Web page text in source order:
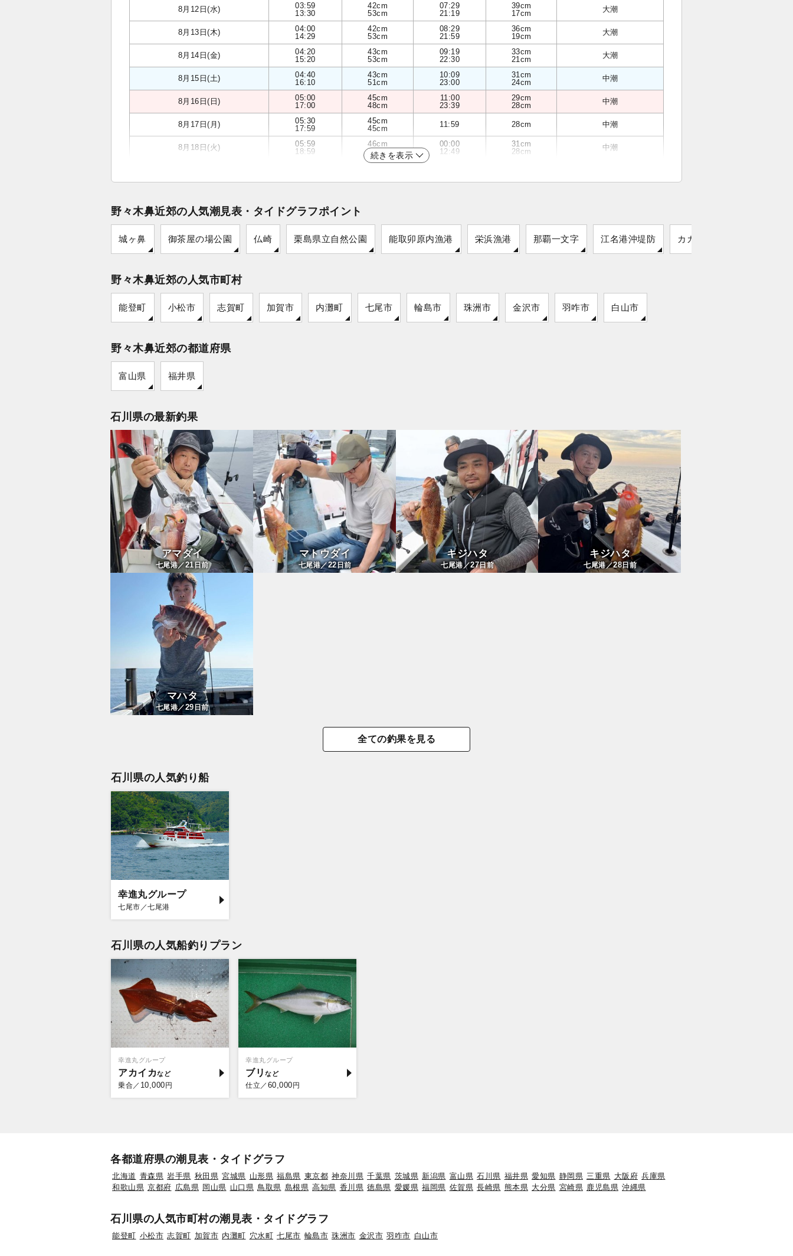
8月12日(水)
03:59
13:30
42cm
53cm
07:29
21:19
39cm
17cm
大潮
8月13日(木)
04:00
14:29
42cm
53cm
08:29
21:59
36cm
19cm
大潮
8月14日(金)
04:20
15:20
43cm
53cm
09:19
22:30
33cm
21cm
大潮
8月15日(土)
04:40
16:10
43cm
51cm
10:09
23:00
31cm
24cm
中潮
8月16日(日)
05:00
17:00
45cm
48cm
11:00
23:39
29cm
28cm
中潮
8月17日(月)
05:30
17:59
45cm
45cm
11:59 28cm 中潮
8月18日(火)
05:59
18:59
46cm
42cm
00:00
12:49
31cm
28cm
中潮
続きを表示
野々木鼻近郊の人気潮見表・タイドグラフポイント
城ヶ鼻 御茶屋の場公園 仏崎 栗島県立自然公園 能取卯原内漁港 栄浜漁港 那覇一文字 江名港沖堤防 カガ島
野々木鼻近郊の人気市町村
能登町 小松市 志賀町 加賀市 内灘町 七尾市 輪島市 珠洲市 金沢市 羽咋市 白山市
野々木鼻近郊の都道府県
富山県 福井県
石川県の最新釣果
アマダイ
七尾港／21日前
マトウダイ
七尾港／22日前
キジハタ
七尾港／27日前
キジハタ
七尾港／28日前
マハタ
七尾港／29 日前
全ての釣果を見る
石川県の人気釣り船
幸進丸グループ
七尾市／七尾港
石川県の人気船釣りプラン
幸進丸グループ
アカイカ
乗合／ 10,000 円
幸進丸グループ
ブリ
仕立／ 60,000 円
各都道府県の潮見表・タイドグラフ
北海道 青森県 岩手県 秋田県 宮城県 山形県 福島県 東京都 神奈川県 千葉県 茨城県 新潟県 富山県 石川県 福井県 愛知県 静岡県 三重県 大阪府 兵庫県
和歌山県 京都府 広島県 岡山県 山口県 鳥取県 島根県 高知県 香川県 徳島県 愛媛県 福岡県 佐賀県 長崎県 熊本県 大分県 宮崎県 鹿児島県 沖縄県
石川県の人気市町村の潮見表・タイドグラフ
能登町 小松市 志賀町 加賀市 内灘町 穴水町 七尾市 輪島市 珠洲市 金沢市 羽咋市 白山市